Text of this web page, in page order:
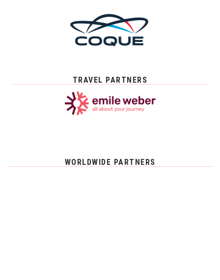
TRAVEL PARTNERS
WORLDWIDE PARTNERS